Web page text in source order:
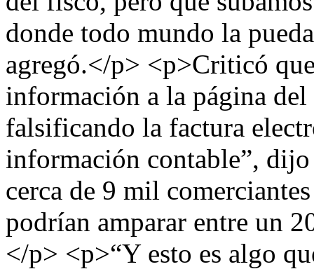
donde todo mundo la
agregó.</p> <p>Criticó
información a la página
falsificando la factura
información contable”,
cerca de 9 mil
podrían amparar entre un
</p> <p>“Y esto es algo